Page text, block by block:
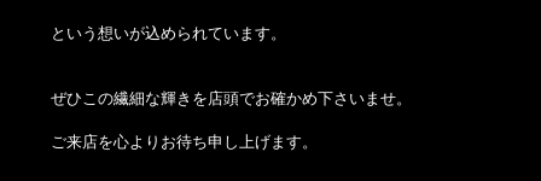
という想いが込められています。
ぜひこの繊細な輝きを店頭でお確かめ下さいませ。
ご来店を心よりお待ち申し上げます。